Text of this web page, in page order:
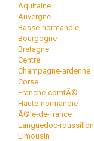
Aquitaine
Auvergne
Basse-normandie
Bourgogne
Bretagne
Centre
Champagne-ardenne
Corse
Franche-comtÃ©
Haute-normandie
Ã®le-de-france
Languedoc-roussillon
Limousin